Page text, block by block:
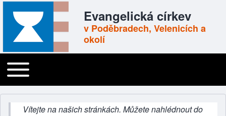
Evangelická církev
v Poděbradech, Velenicích a
okolí
Main navigation
Toggle main menu
Vítejte na našich stránkách. Můžete nahlédnout do